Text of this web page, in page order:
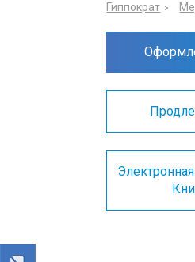
Гиппократ